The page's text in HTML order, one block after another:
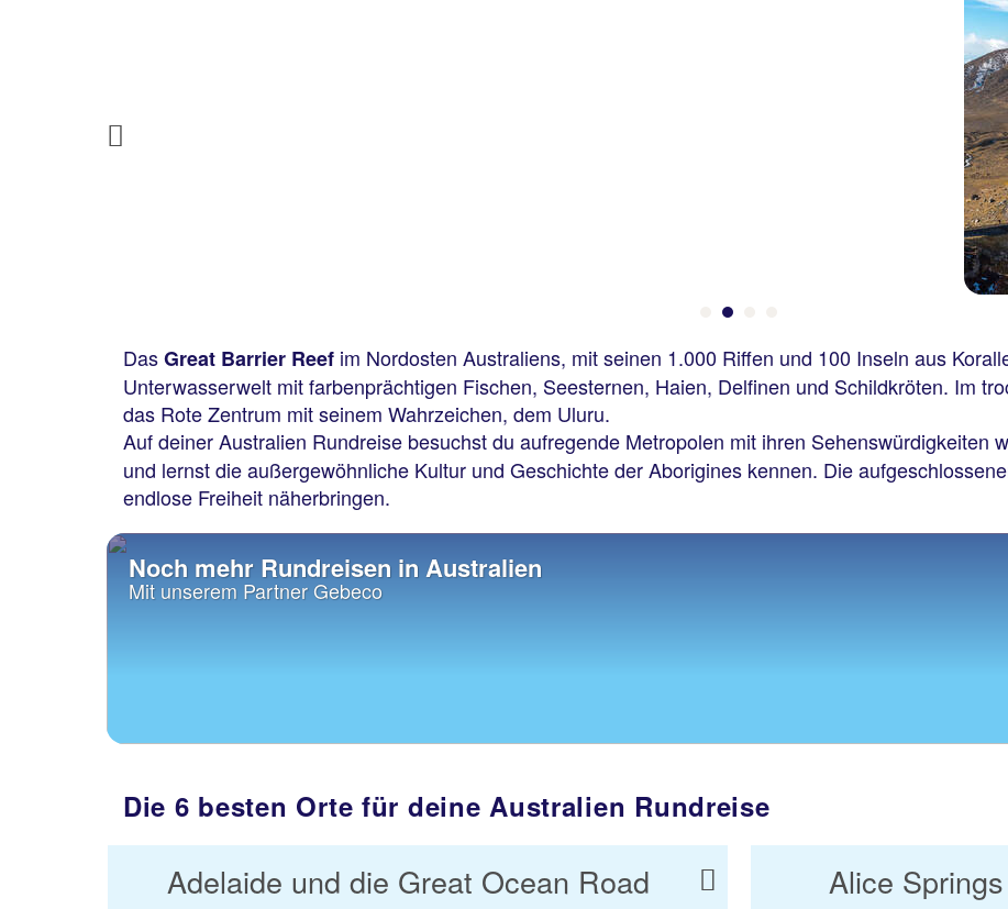
Previous
DasGreat Barrier Reef im Nordosten Australiens, mit seinen 1.000 Riffen und 100 Inseln aus
Unterwasserwelt mit farbenprächtigen Fischen, Seesternen, Haien, Delfinen und Schildkröten. Im
das Rote Zentrum mit seinem Wahrzeichen, dem Uluru.
Auf deiner Australien Rundreise besuchst du aufregende Metropolen mit ihren Sehenswürdigkeiten
und lernst die außergewöhnliche Kultur und Geschichte der Aborigines kennen. Die
endlose Freiheit näherbringen.
Noch mehr Rundreisen in Australien
Mit unserem Partner Gebeco
Die 6 besten Orte für deine Australien Rundreise
Adelaide und die Great Ocean Road
Alice